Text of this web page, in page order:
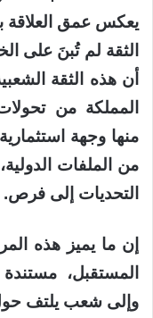
يعكس عمق العلاقة
الثقة لم تُبنَ على
أن هذه الثقة
المملكة من
منها وجهة
من الملفات
التحديات إلى فرص.
إن ما يميز هذه
المستقبل،
وإلى شعب يلتف